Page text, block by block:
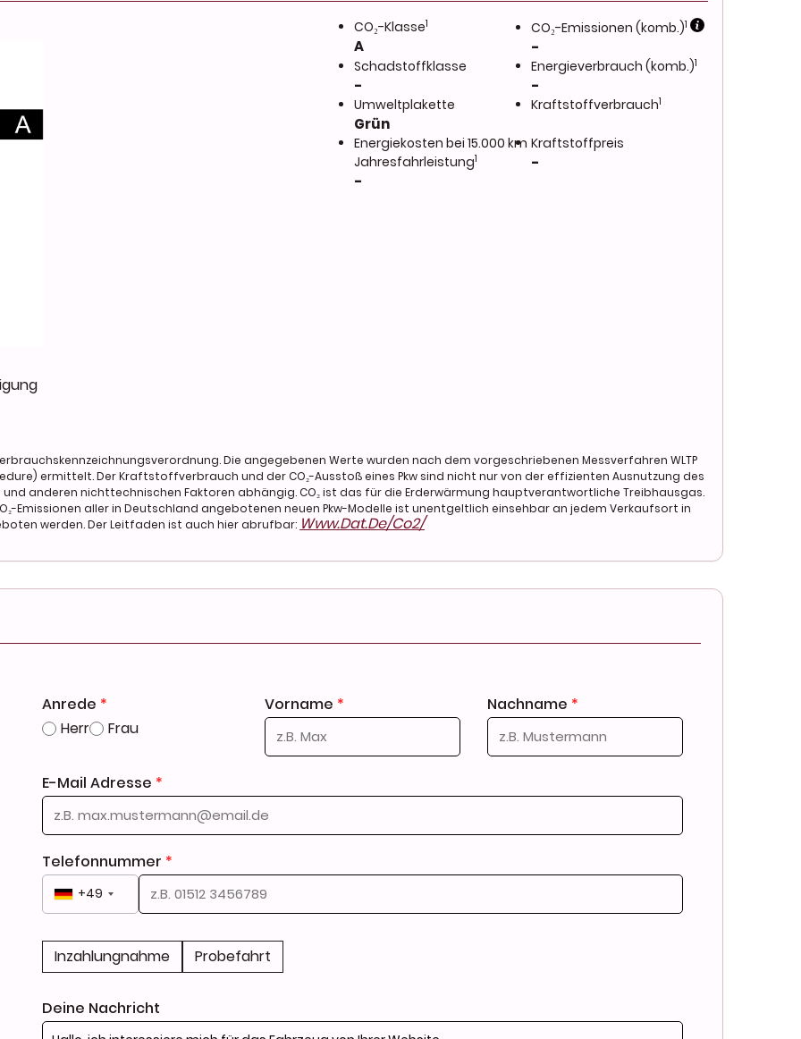
Auto)
vorbehalten. Über 50 Jahre Nissan Erfahrung. Mehr Informationen unter www.ah-odenwaelder.de
CO₂-Klasse1
A
CO₂-Emissionen (komb.)1
-
Schadstoffklasse
-
Energieverbrauch (komb.)1
-
Umweltplakette
Grün
Kraftstoffverbrauch1
Energiekosten bei 15.000 km
Jahresfahrleistung1
-
Kraftstoffpreis
-
Die angegebenen Werte wurden nach dem vorgeschriebenen Messverfahren WLTP
ermittelt. Der Kraftstoffverbrauch und der CO₂-Ausstoß eines Pkw sind nicht nur von der effizienten Ausnutzung des
anderen nichttechnischen Faktoren abhängig. CO₂ ist das für die Erderwärmung hauptverantwortliche Treibhausgas.
Emissionen aller in Deutschland angebotenen neuen Pkw-Modelle ist unentgeltlich einsehbar an jedem Verkaufsort in
werden. Der Leitfaden ist auch hier abrufbar: Www.dat.de/co2/
Anrede *
Herr
Frau
Vorname * Nachname *
E-Mail Adresse *
Telefonnummer *
+49
Inzahlungnahme Probefahrt
Deine Nachricht